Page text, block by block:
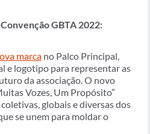
GBTA 2022:
marca no Palco Principal,
e logotipo para representar as
da associação. O novo
Vozes, Um Propósito”
globais e diversas dos
se unem para moldar o